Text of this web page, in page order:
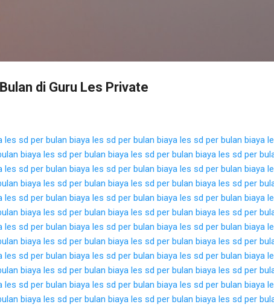
di Guru Les Private
les sd per bulan biaya les sd per bulan biaya les sd per bulan biaya
biaya les sd per bulan biaya les sd per bulan biaya les sd per
les sd per bulan biaya les sd per bulan biaya les sd per bulan biaya
biaya les sd per bulan biaya les sd per bulan biaya les sd per
les sd per bulan biaya les sd per bulan biaya les sd per bulan biaya
biaya les sd per bulan biaya les sd per bulan biaya les sd per
les sd per bulan biaya les sd per bulan biaya les sd per bulan biaya
biaya les sd per bulan biaya les sd per bulan biaya les sd per
les sd per bulan biaya les sd per bulan biaya les sd per bulan biaya
biaya les sd per bulan biaya les sd per bulan biaya les sd per
les sd per bulan biaya les sd per bulan biaya les sd per bulan biaya
biaya les sd per bulan biaya les sd per bulan biaya les sd per